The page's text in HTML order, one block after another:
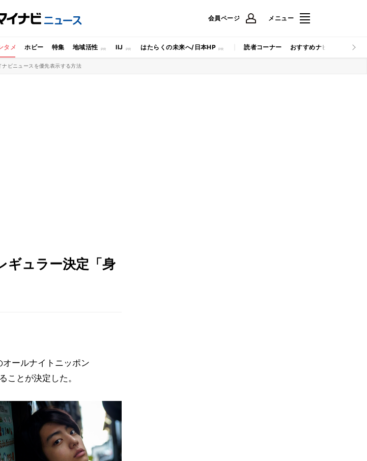
会員ページ メニュー
タメ ホビー 特集 地域活性 IIJ はたらくの未来へ/日本HP 読者コーナー おすすめナビ マイナビ
ナビニュースを優先表示する方法
ギュラー決定「身
ールナイトニッポン
ことが決定した。